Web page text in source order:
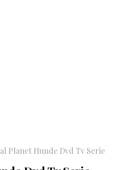
Planet Hunde Dvd Tv Serie